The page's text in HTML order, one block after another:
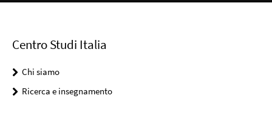
Centro Studi Italia
Chi siamo
Ricerca e insegnamento